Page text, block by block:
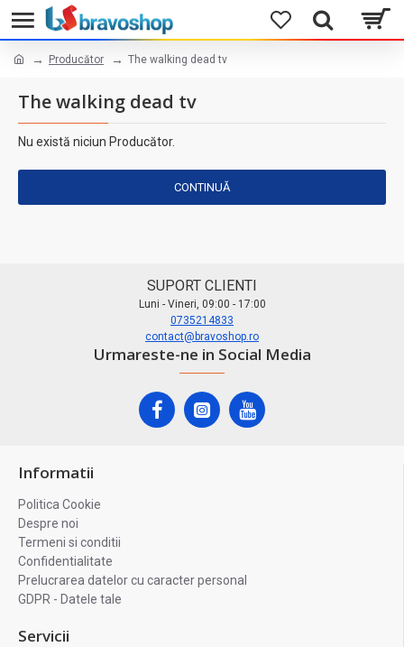
Producător The walking dead tv
The walking dead tv
Nu există niciun Producător.
CONTINUĂ
SUPORT CLIENTI
Luni - Vineri, 09:00 - 17:00
0735214833
contact@bravoshop.ro
Urmareste-ne in Social Media
Informatii
Politica Cookie
Despre noi
Termeni si conditii
Confidentialitate
Prelucrarea datelor cu caracter personal
GDPR - Datele tale
Servicii